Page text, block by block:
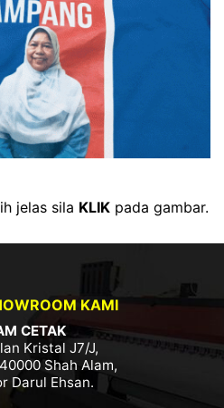
jelas sila KLIKpada gambar.
KAMI
CETAK
Kristal J7/J,
Shah Alam,
Darul Ehsan.